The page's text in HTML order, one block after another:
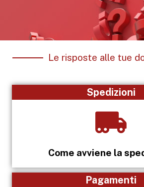
Le risposte alle tue
Spedizioni
Come avviene la
Pagamenti